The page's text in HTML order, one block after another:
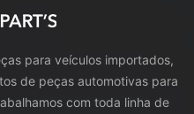
para veículos importados,
de peças automotivas para
com toda linha de